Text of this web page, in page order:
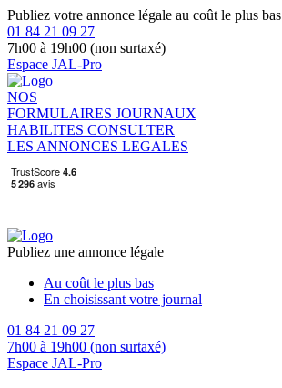
Publiez votre annonce légale au coût le plus bas
01 84 21 09 27
7h00 à 19h00 (non surtaxé)
Espace JAL-Pro
NOS
FORMULAIRES JOURNAUX
HABILITES CONSULTER
LES ANNONCES LEGALES
Publiez une annonce légale
Au coût le plus bas
En choisissant votre journal
01 84 21 09 27
7h00 à 19h00 (non surtaxé)
Espace JAL-Pro